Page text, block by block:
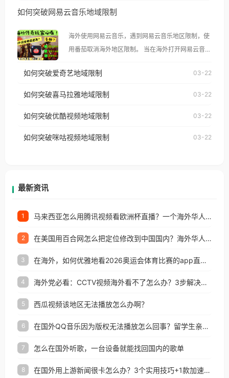
示语。 海外用户如香港、澳门、台湾、美国、加拿
像其他音乐平台一样，出现地区及版权限制问题，且
仅能在中国大陆地区播放。 遇到这个问题的朋友们，
使用番茄回国加速器，即可解决「海外用户收听腾讯
台湾、美国、加拿大、澳大利亚、欧洲等国家和地区
权限制所困扰。
如何突破网易云音乐地域限制
海外使用网易云音乐，遇到网易云音乐地区限制，使
用番茄取消海外地区限制。 当在海外打开网易云音
播放”的提示语。 海外用户如香港、澳门、台湾、美
国、加拿大、澳大利亚、欧洲等国家和地区时，网易
制问题，且仅能在中国大陆地区播放。 遇到这个问题
户收听网易云音乐地区版权限制」的问题，无论人在
如何突破爱奇艺地域限制 03-22
如何突破喜马拉雅地域限制 03-22
如何突破优酷视频地域限制 03-22
如何突破咪咕视频地域限制 03-22
最新资讯
1 马来西亚怎么用腾讯视频看欧洲杯直播？一个海外华人的真实困扰与破解
2 在美国用百合网怎么把定位修改到中国国内？海外华人必备的回国加速指南
3 在海外，如何优雅地看2026奥运会体育比赛的app直播？
4 海外党必看：CCTV视频海外看不了怎么办？3步解决地区限制+追剧自由
5 西瓜视频该地区无法播放怎么办啊？
6 在国外QQ音乐因为版权无法播放怎么回事？留学生亲测有效的解决办法
7 怎么在国外听歌，一台设备就能找回国内的歌单
8 在国外用上游新闻很卡怎么办？3个实用技巧+1款加速器解决海外看国内内容难题